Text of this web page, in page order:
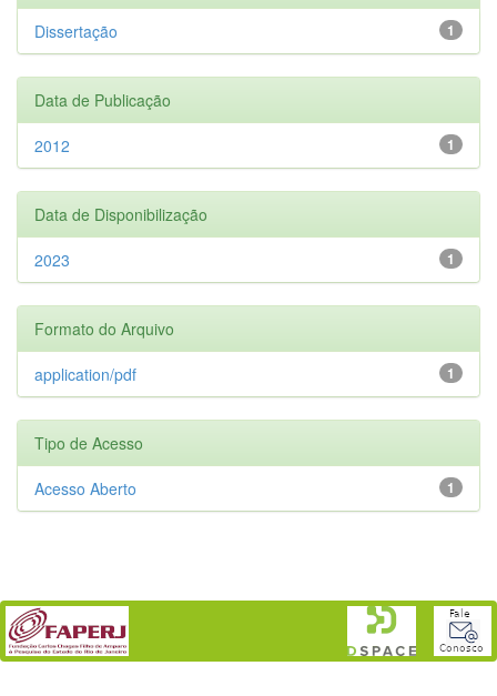
1
Dissertação
Data de Publicação
1
2012
Data de Disponibilização
1
2023
Formato do Arquivo
1
application/pdf
Tipo de Acesso
1
Acesso Aberto